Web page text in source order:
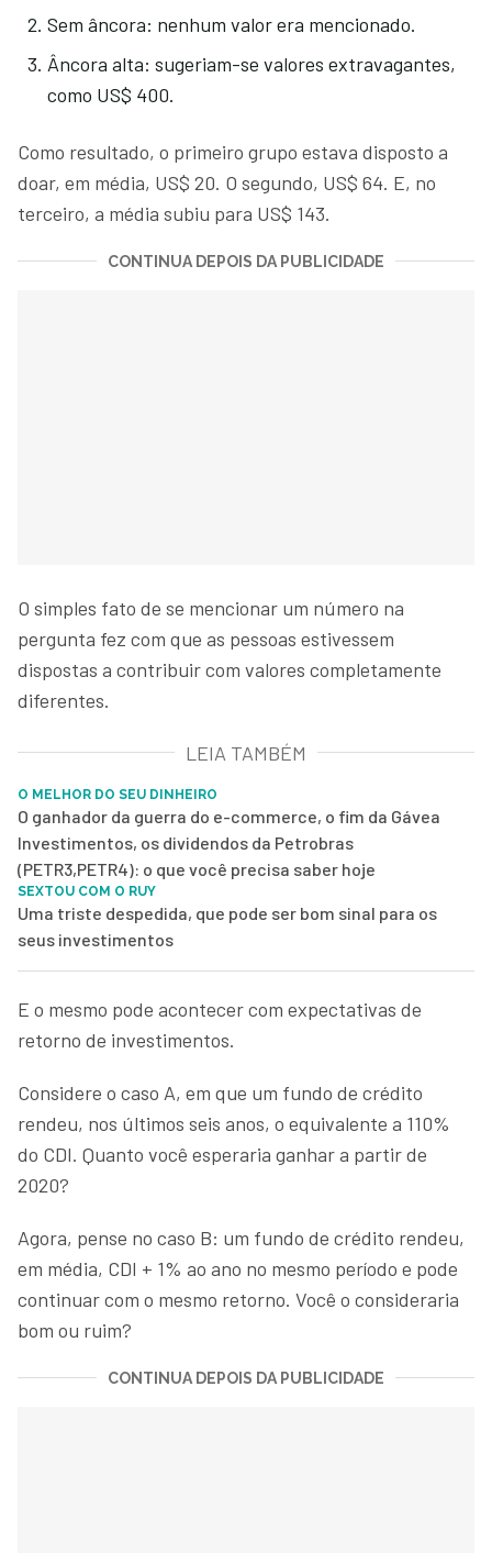
Sem âncora: nenhum valor era mencionado.
Âncora alta: sugeriam-se valores extravagantes,
como US$ 400.
Como resultado, o primeiro grupo estava disposto a
doar, em média, US$ 20. O segundo, US$ 64. E, no
terceiro, a média subiu para US$ 143.
CONTINUA DEPOIS DA PUBLICIDADE
O simples fato de se mencionar um número na
pergunta fez com que as pessoas estivessem
dispostas a contribuir com valores completamente
diferentes.
LEIA TAMBÉM
O MELHOR DO SEU DINHEIRO
O ganhador da guerra do e-commerce, o fim da Gávea
Investimentos, os dividendos da Petrobras
(PETR3,PETR4): o que você precisa saber hoje
SEXTOU COM O RUY
Uma triste despedida, que pode ser bom sinal para os
seus investimentos
E o mesmo pode acontecer com expectativas de
retorno de investimentos.
Considere o caso A, em que um fundo de crédito
rendeu, nos últimos seis anos, o equivalente a 110%
do CDI. Quanto você esperaria ganhar a partir de
2020?
Agora, pense no caso B: um fundo de crédito rendeu,
em média, CDI + 1% ao ano no mesmo período e pode
continuar com o mesmo retorno. Você o consideraria
bom ou ruim?
CONTINUA DEPOIS DA PUBLICIDADE